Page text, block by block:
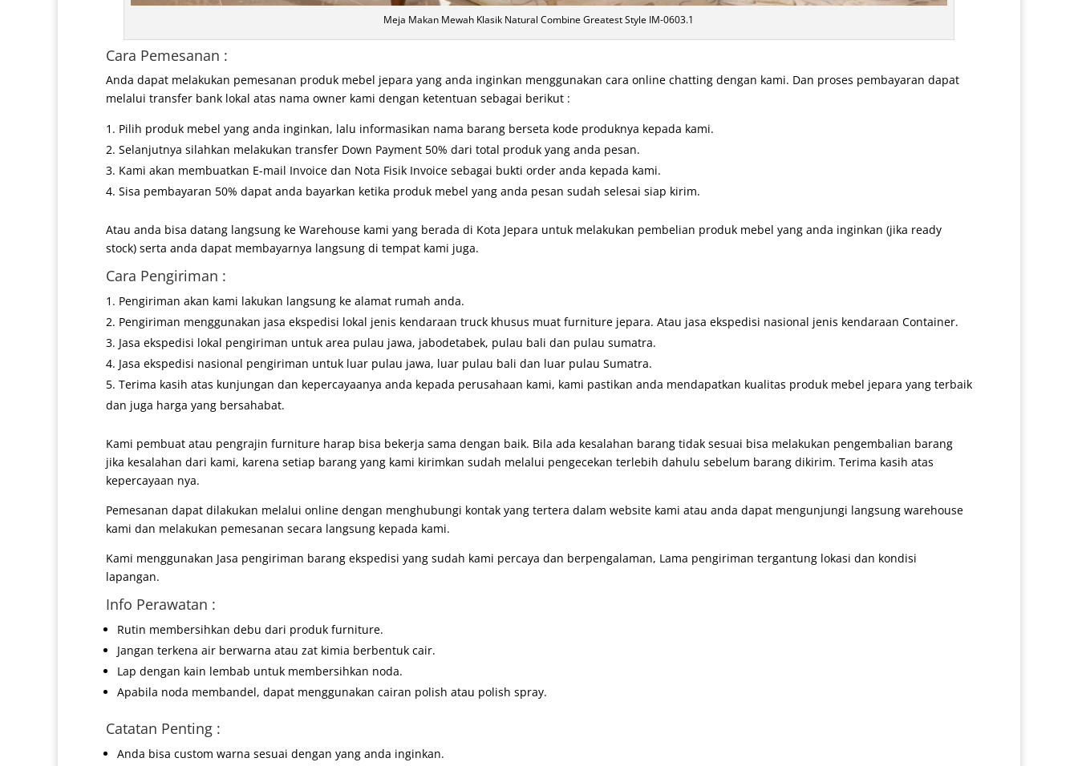
Meja Makan Mewah Klasik Natural Combine Greatest Style IM-0603.1
Cara Pemesanan :
Anda dapat melakukan pemesanan produk mebel jepara yang anda inginkan menggunakan cara online chatting dengan kami. Dan proses pembayaran dapat
melalui transfer bank lokal atas nama owner kami dengan ketentuan sebagai berikut :
Pilih produk mebel yang anda inginkan, lalu informasikan nama barang berseta kode produknya kepada kami.
Selanjutnya silahkan melakukan transfer Down Payment 50% dari total produk yang anda pesan.
Kami akan membuatkan E-mail Invoice dan Nota Fisik Invoice sebagai bukti order anda kepada kami.
Sisa pembayaran 50% dapat anda bayarkan ketika produk mebel yang anda pesan sudah selesai siap kirim.
Atau anda bisa datang langsung ke Warehouse kami yang berada di Kota Jepara untuk melakukan pembelian produk mebel yang anda inginkan (jika ready
stock) serta anda dapat membayarnya langsung di tempat kami juga.
Cara Pengiriman :
Pengiriman akan kami lakukan langsung ke alamat rumah anda.
Pengiriman menggunakan jasa ekspedisi lokal jenis kendaraan truck khusus muat furniture jepara. Atau jasa ekspedisi nasional jenis kendaraan Container.
Jasa ekspedisi lokal pengiriman untuk area pulau jawa, jabodetabek, pulau bali dan pulau sumatra.
Jasa ekspedisi nasional pengiriman untuk luar pulau jawa, luar pulau bali dan luar pulau Sumatra.
Terima kasih atas kunjungan dan kepercayaanya anda kepada perusahaan kami, kami pastikan anda mendapatkan kualitas produk mebel jepara yang terbaik
dan juga harga yang bersahabat.
Kami pembuat atau pengrajin furniture harap bisa bekerja sama dengan baik. Bila ada kesalahan barang tidak sesuai bisa melakukan pengembalian barang
jika kesalahan dari kami, karena setiap barang yang kami kirimkan sudah melalui pengecekan terlebih dahulu sebelum barang dikirim. Terima kasih atas
kepercayaan nya.
Pemesanan dapat dilakukan melalui online dengan menghubungi kontak yang tertera dalam website kami atau anda dapat mengunjungi langsung warehouse
kami dan melakukan pemesanan secara langsung kepada kami.
Kami menggunakan Jasa pengiriman barang ekspedisi yang sudah kami percaya dan berpengalaman, Lama pengiriman tergantung lokasi dan kondisi
lapangan.
Info Perawatan :
Rutin membersihkan debu dari produk furniture.
Jangan terkena air berwarna atau zat kimia berbentuk cair.
Lap dengan kain lembab untuk membersihkan noda.
Apabila noda membandel, dapat menggunakan cairan polish atau polish spray.
Catatan Penting :
Anda bisa custom warna sesuai dengan yang anda inginkan.